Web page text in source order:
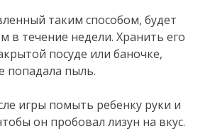
таким способом, будет
в течение недели. Хранить его
посуде или баночке,
попадала пыль.
игры помыть ребенку руки и
он пробовал лизун на вкус.